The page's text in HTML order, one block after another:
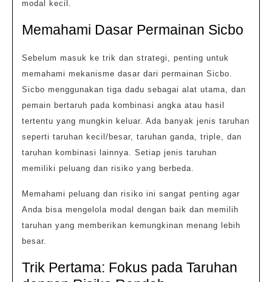
modal kecil.
Memahami Dasar Permainan Sicbo
Sebelum masuk ke trik dan strategi, penting untuk
memahami mekanisme dasar dari permainan Sicbo.
Sicbo menggunakan tiga dadu sebagai alat utama, dan
pemain bertaruh pada kombinasi angka atau hasil
tertentu yang mungkin keluar. Ada banyak jenis taruhan
seperti taruhan kecil/besar, taruhan ganda, triple, dan
taruhan kombinasi lainnya. Setiap jenis taruhan
memiliki peluang dan risiko yang berbeda.
Memahami peluang dan risiko ini sangat penting agar
Anda bisa mengelola modal dengan baik dan memilih
taruhan yang memberikan kemungkinan menang lebih
besar.
Trik Pertama: Fokus pada Taruhan